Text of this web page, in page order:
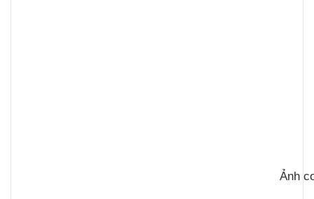
Ảnh